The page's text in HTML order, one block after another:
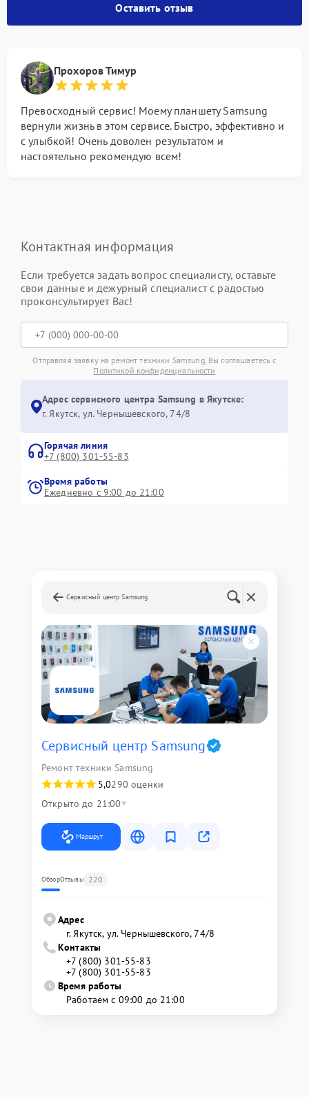
Оставить отзыв
Прохоров Тимур
Превосходный сервис! Моему планшету Samsung
вернули жизнь в этом сервисе. Быстро, эффективно и
с улыбкой! Очень доволен результатом и
настоятельно рекомендую всем!
Контактная информация
Если требуется задать вопрос специалисту, оставьте
свои данные и дежурный специалист с радостью
проконсультирует Вас!
Отправляя заявку на ремонт техники Samsung, Вы соглашаетесь с
Политикой конфиденциальности
Адрес сервисного центра Samsung в Якутске:
г. Якутск, ул. Чернышевского, 74/8
Горячая линия
+7 (800) 301-55-83
Время работы
Ежедневно с 9:00 до 21:00
Сервисный центр Samsung
Сервисный центр Samsung
Ремонт техники Samsung
5,0290 оценки
Открыто до 21:00
Маршрут
ОбзорОтзывы 220
Адрес
г. Якутск, ул. Чернышевского, 74/8
Контакты
+7 (800) 301-55-83
+7 (800) 301-55-83
Время работы
Работаем с 09:00 до 21:00